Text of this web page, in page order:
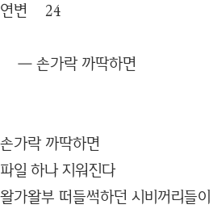
연변 24
― 손가락 까딱하면
손가락 까딱하면
파일 하나 지워진다
왈가왈부 떠들썩하던 시비꺼리들이